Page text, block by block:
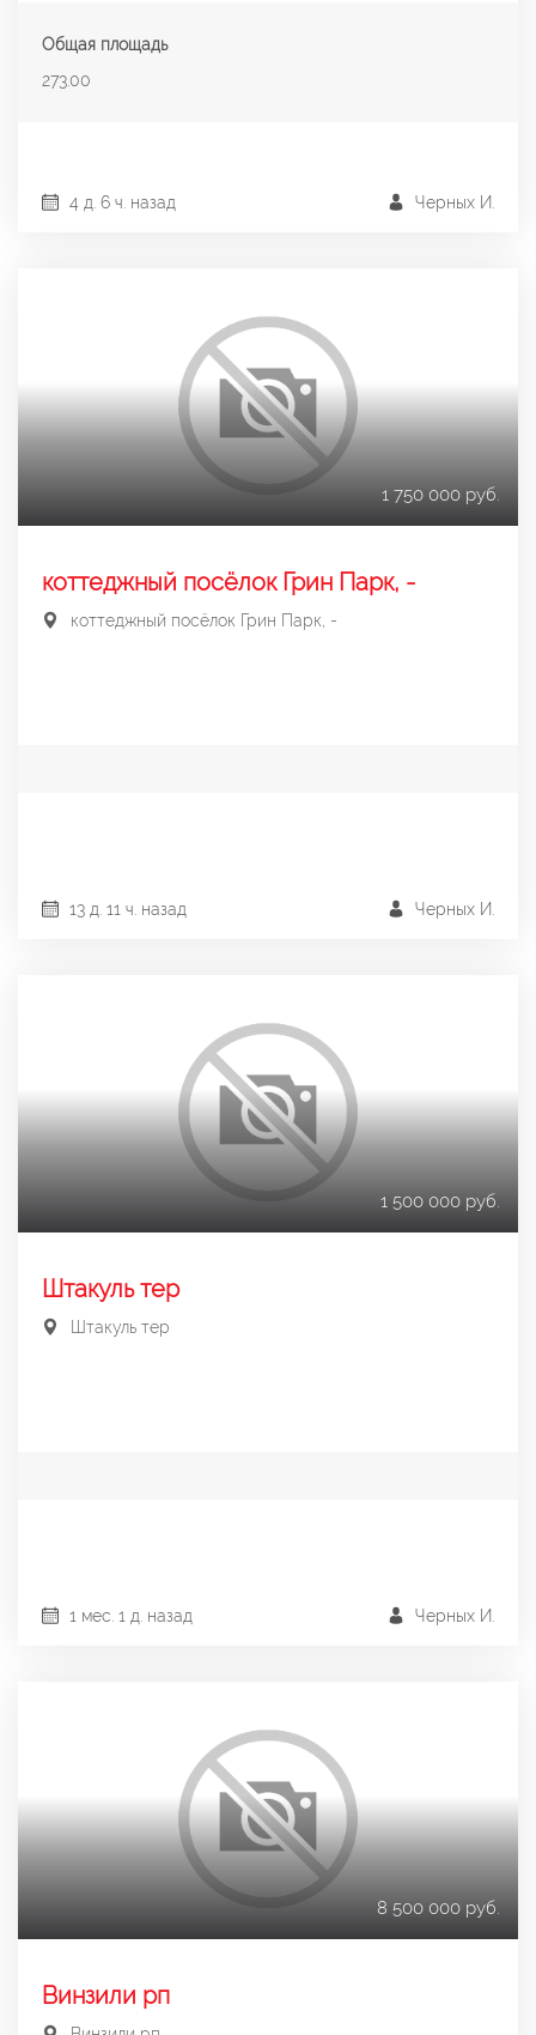
Общая площадь
273.00
Черных И.
4 д. 6 ч. назад
1 750 000 руб.
коттеджный посёлок Грин Парк, -
коттеджный посёлок Грин Парк, -
Черных И.
13 д. 11 ч. назад
1 500 000 руб.
Штакуль тер
Штакуль тер
Черных И.
1 мес. 1 д. назад
8 500 000 руб.
Винзили рп